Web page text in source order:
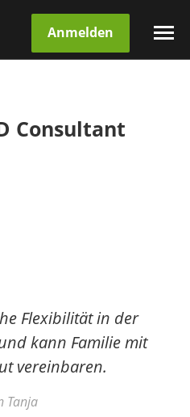
Anmelden
Consultant
Flexibilität in der
kann Familie mit
vereinbaren.
Tanja